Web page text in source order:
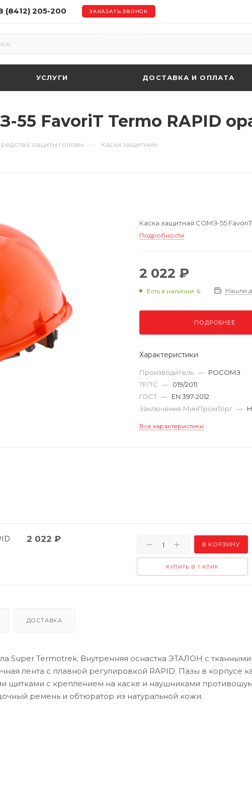
(8412) 205-200 ЗАКАЗАТЬ ЗВОНОК
УСЛУГИ ДОСТАВКА И ОПЛАТА
55 FavoriT Termo RAPID
защиты головы — Каски защитные
Каска защитная СОМЗ-55
Подробности
2 022 ₽
Есть в наличии: 6 Нашли
ПОДРОБНЕЕ
Характеристики
Производитель — РОСОМЗ
ТР/ТС — 019/2011
ГОСТ — EN 397-2012
Заключение МинПромТорг —
Все характеристики
2 022 ₽
В КОРЗИНУ
КУПИТЬ В 1 КЛИК
ДОСТАВКА
Super Termotrek. Внутренняя оснастка ЭТАЛОН с тканными
лента с плавной регулировкой RAPID. Пазы в корпусе
щитками с креплением на каске и наушниками
ремень и обтюратор из натуральной кожи.